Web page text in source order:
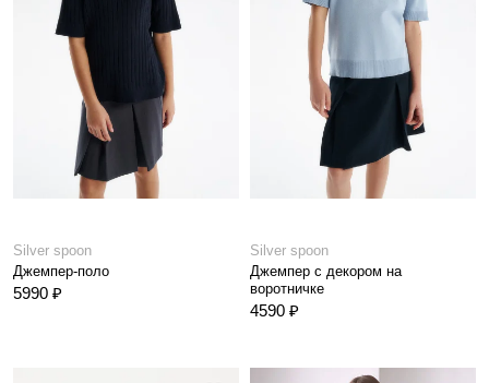
Последний размер
Silver spoon
Джемпер-поло
5990 ₽
Silver spoon
Джемпер с декором на
воротничке
4590 ₽